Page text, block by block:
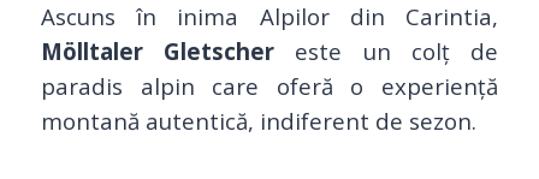
Ascuns în inima Alpilor din Carintia,
Mölltaler Gletscher este un colț de
paradis alpin care oferă o experiență
montană autentică, indiferent de sezon.